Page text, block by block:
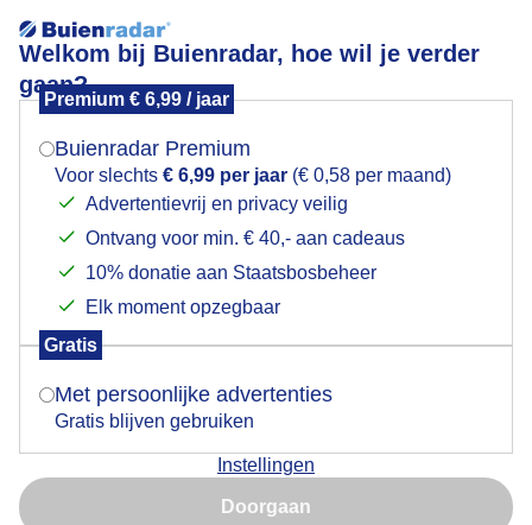
Welkom bij Buienradar, hoe wil je verder
gaan?
Premium € 6,99 / jaar
Buienradar Premium
Voor slechts € 6,99 per jaar (€ 0,58 per maand)
Advertentievrij en privacy veilig
Ontvang voor min. € 40,- aan cadeaus
10% donatie aan Staatsbosbeheer
Elk moment opzegbaar
Gratis
Met persoonlijke advertenties
Gratis blijven gebruiken
Instellingen
Doorgaan
Mooie zonsopkomst
Door: Francien Tax Gemaakt: 10-05-2026, 25x bekeken
Mogen we je locatie gebruiken voor het
Indien je hier nog geen akkoord op hebt gegeven,
verschijnt er zo een pop-up uit je browser waarin
Is goed, toon de popup
Nu niet, misschien later